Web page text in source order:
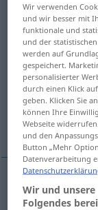
loosening
loosening,
relaxation,
relaxation
loosening
Wir verwenden
und wir besser mit
funktionale und
und der
werden auf
gespeichert.
personalisierter
durch einen Klick
geben. Klicken Sie
können Ihre
Webseite
und den
Button „Mehr
Datenverarbeitung
Wir und
Folgendes